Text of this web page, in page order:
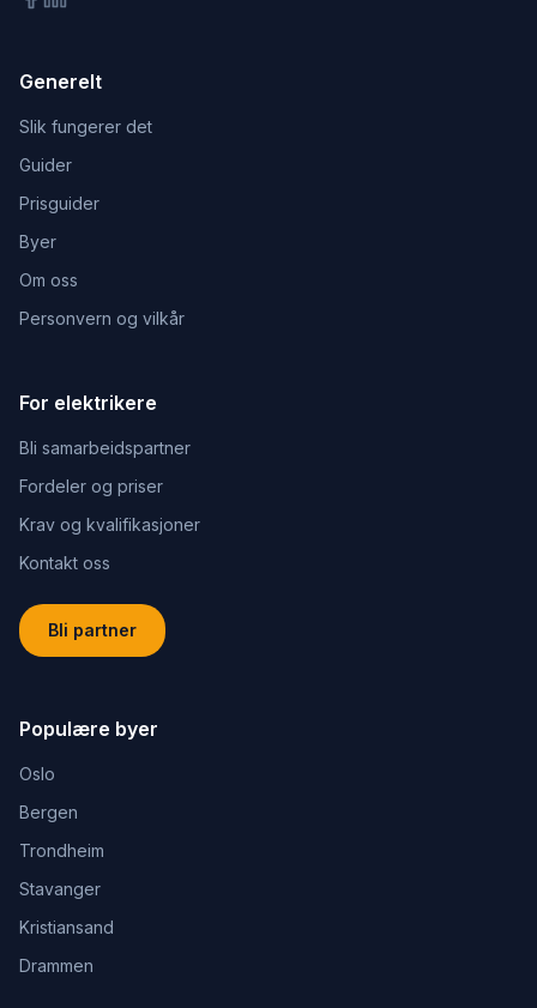
Generelt
Slik fungerer det
Guider
Prisguider
Byer
Om oss
Personvern og vilkår
For elektrikere
Bli samarbeidspartner
Fordeler og priser
Krav og kvalifikasjoner
Kontakt oss
Bli partner
Populære byer
Oslo
Bergen
Trondheim
Stavanger
Kristiansand
Drammen